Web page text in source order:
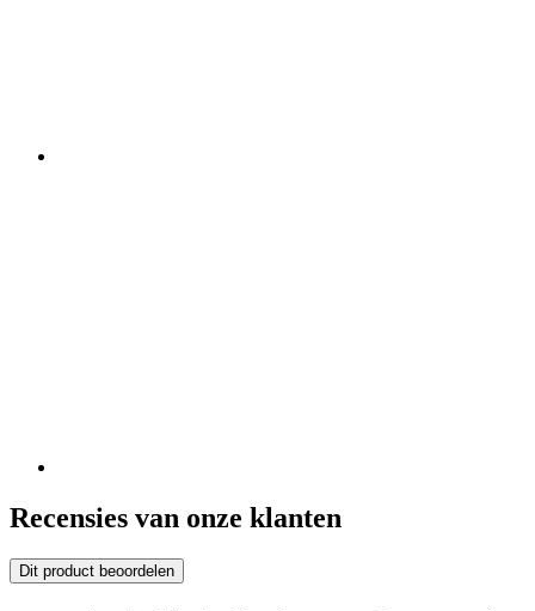
Recensies van onze klanten
Dit product beoordelen